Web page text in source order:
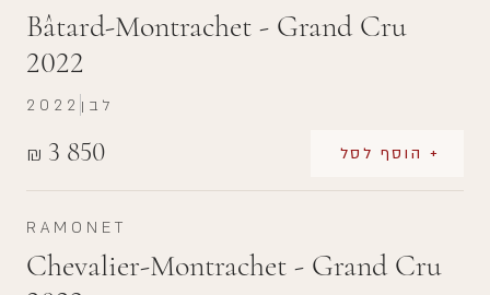
Bâtard-Montrachet - Grand Cru
2022
₪ 3 850 + הוסף לסל
2022 לבן
RAMONET
Chevalier-Montrachet - Grand Cru